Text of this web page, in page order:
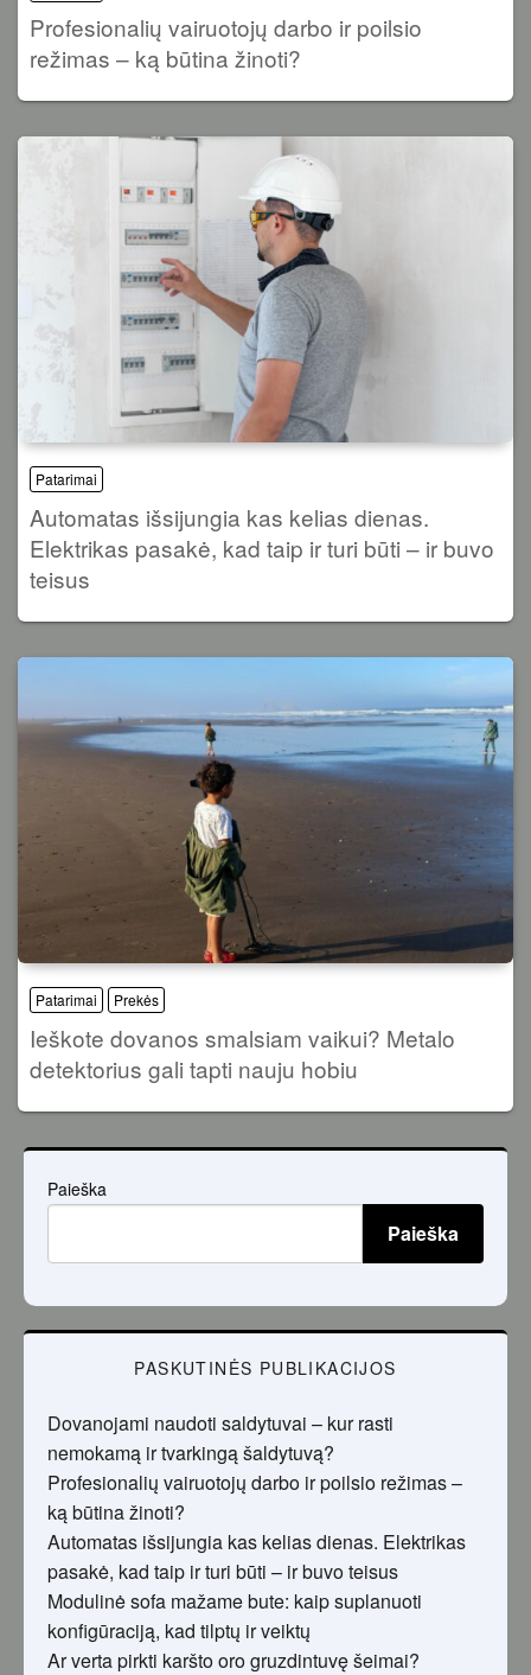
Profesionalių vairuotojų darbo ir poilsio
režimas – ką būtina žinoti?
Patarimai
Automatas išsijungia kas kelias dienas.
Elektrikas pasakė, kad taip ir turi būti – ir buvo
teisus
Patarimai Prekės
Ieškote dovanos smalsiam vaikui? Metalo
detektorius gali tapti nauju hobiu
Paieška
Paieška
PASKUTINĖS PUBLIKACIJOS
Dovanojami naudoti saldytuvai – kur rasti
nemokamą ir tvarkingą šaldytuvą?
Profesionalių vairuotojų darbo ir poilsio režimas –
ką būtina žinoti?
Automatas išsijungia kas kelias dienas. Elektrikas
pasakė, kad taip ir turi būti – ir buvo teisus
Modulinė sofa mažame bute: kaip suplanuoti
konfigūraciją, kad tilptų ir veiktų
Ar verta pirkti karšto oro gruzdintuvę šeimai?